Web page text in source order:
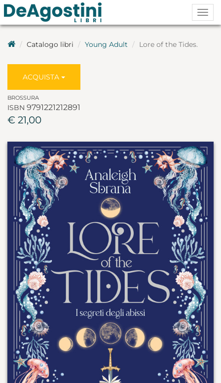
Catalogo libri Young Adult Lore of the Tides.
ACQUISTA
BROSSURA
ISBN 9791221212891
€ 21,00